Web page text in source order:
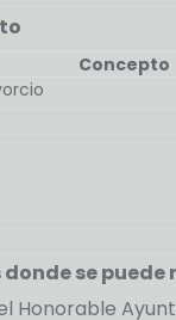
Concepto
donde se
Honorable